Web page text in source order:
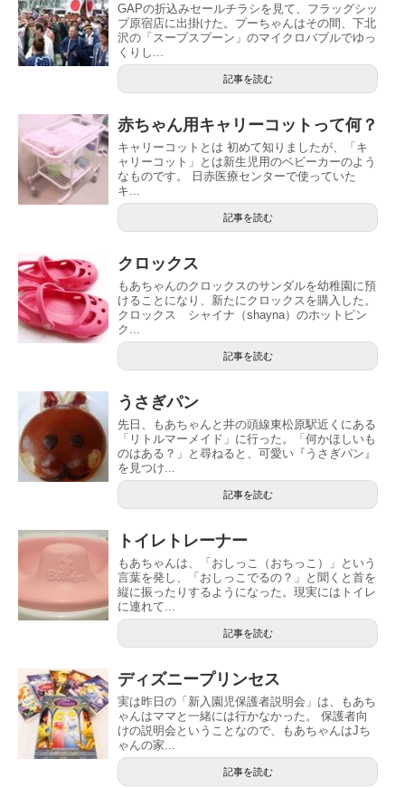
GAPの折込みセールチラシを見て、フラッグシッ
プ原宿店に出掛けた。プーちゃんはその間、下北
沢の「スープスプーン」のマイクロバブルでゆっ
くりし...
記事を読む
赤ちゃん用キャリーコットって何？
キャリーコットとは 初めて知りましたが、「キ
ャリーコット」とは新生児用のベビーカーのよう
なものです。 日赤医療センターで使っていた
キ...
記事を読む
クロックス
もあちゃんのクロックスのサンダルを幼稚園に預
けることになり、新たにクロックスを購入した。
クロックス シャイナ（shayna）のホットピン
ク...
記事を読む
うさぎパン
先日、もあちゃんと井の頭線東松原駅近くにある
「リトルマーメイド」に行った。「何かほしいも
のはある？」と尋ねると、可愛い『うさぎパン』
を見つけ...
記事を読む
トイレトレーナー
もあちゃんは、「おしっこ（おちっこ）」という
言葉を発し、「おしっこでるの？」と聞くと首を
縦に振ったりするようになった。現実にはトイレ
に連れて...
記事を読む
ディズニープリンセス
実は昨日の「新入園児保護者説明会」は、もあち
ゃんはママと一緒には行かなかった。 保護者向
けの説明会ということなので、もあちゃんはJち
ゃんの家...
記事を読む